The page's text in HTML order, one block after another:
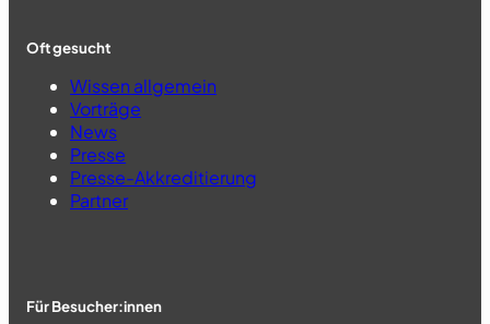
Oft gesucht
Wissen allgemein
Vorträge
News
Presse
Presse-Akkreditierung
Partner
Für Besucher:innen